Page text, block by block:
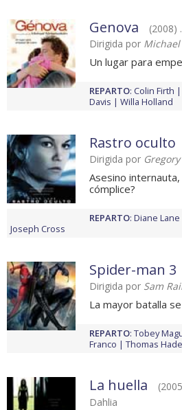
Genova
(2008)
Dirigida por
Un lugar para
REPARTO: Colin Firth
Davis
Willa Holland
Rastro oculto
Dirigida por
Asesino
cómplice?
REPARTO: Diane Lane
Joseph Cross
Spider-man 3
Dirigida por Sam
La mayor batalla
REPARTO: Tobey
Franco
Thomas
La huella
Dahlia